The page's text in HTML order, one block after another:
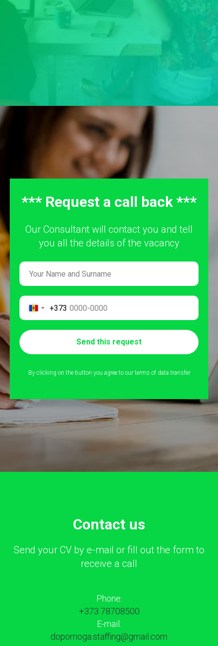
*** Request a call back ***
Our Consultant will contact you and tell
you all the details of the vacancy
+373
Send this request
By clicking on the button you agree to our terms of data transfer
Сontact us
Send your CV by e-mail or fill out the form to
receive a call
Phone:
+373 78708500
E-mail:
dopomoga.staffing@gmail.com